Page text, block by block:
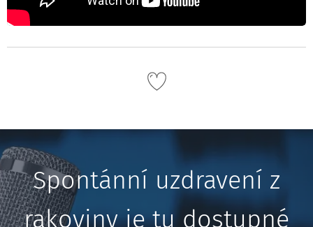
Spontánní uzdravení z
rakoviny je tu dostupné